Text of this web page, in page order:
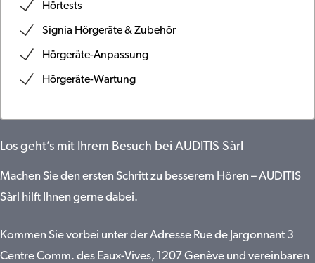
Hörtests
Signia Hörgeräte & Zubehör
Hörgeräte-Anpassung
Hörgeräte-Wartung
Los geht’s mit Ihrem Besuch bei AUDITIS Sàrl
Machen Sie den ersten Schritt zu besserem Hören – AUDITIS
Sàrl hilft Ihnen gerne dabei.
Kommen Sie vorbei unter der Adresse Rue de Jargonnant 3
Centre Comm. des Eaux-Vives, 1207 Genève und vereinbaren